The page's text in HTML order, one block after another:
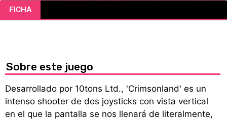
FICHA
Sobre este juego
Desarrollado por 10tons Ltd., 'Crimsonland' es un
intenso shooter de dos joysticks con vista vertical
en el que la pantalla se nos llenará de literalmente,